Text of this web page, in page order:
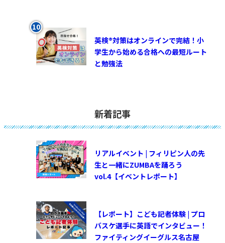
英検®対策はオンラインで完結！小
学生から始める合格への最短ルート
と勉強法
新着記事
リアルイベント | フィリピン人の先
生と一緒にZUMBAを踊ろう
vol.4【イベントレポート】
【レポート】こども記者体験 | プロ
バスケ選手に英語でインタビュー！
ファイティングイーグルス名古屋